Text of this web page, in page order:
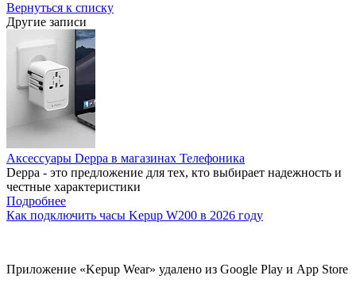
Вернуться к списку
Другие записи
Аксессуары Deppa в магазинах Телефоника
Deppa - это предложение для тех, кто выбирает надежность и
честные характеристики
Подробнее
Как подключить часы Kepup W200 в 2026 году
Приложение «Kepup Wear» удалено из Google Play и App Store